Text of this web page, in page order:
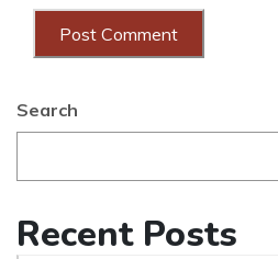
Search
Recent Posts